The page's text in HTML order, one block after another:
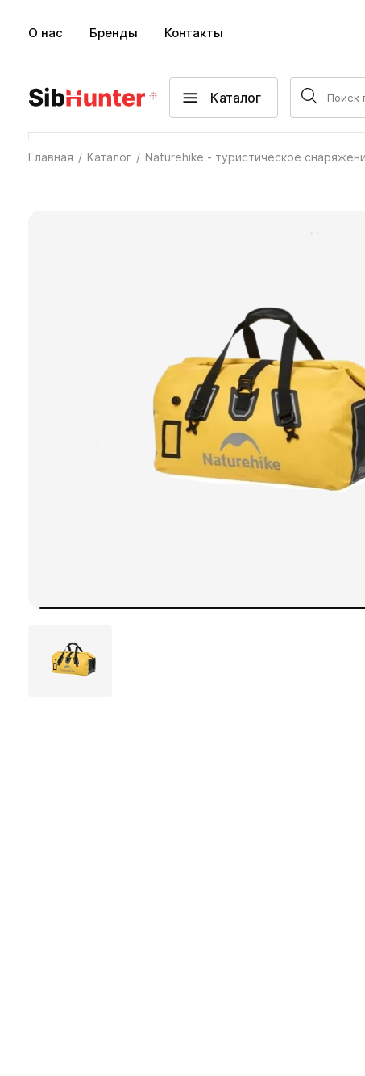
О нас Бренды Контакты
Каталог
Главная Каталог Naturehike - туристическое